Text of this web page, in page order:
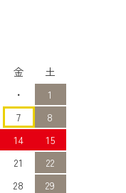
金
土
・
1
7
8
14
15
21
22
28
29